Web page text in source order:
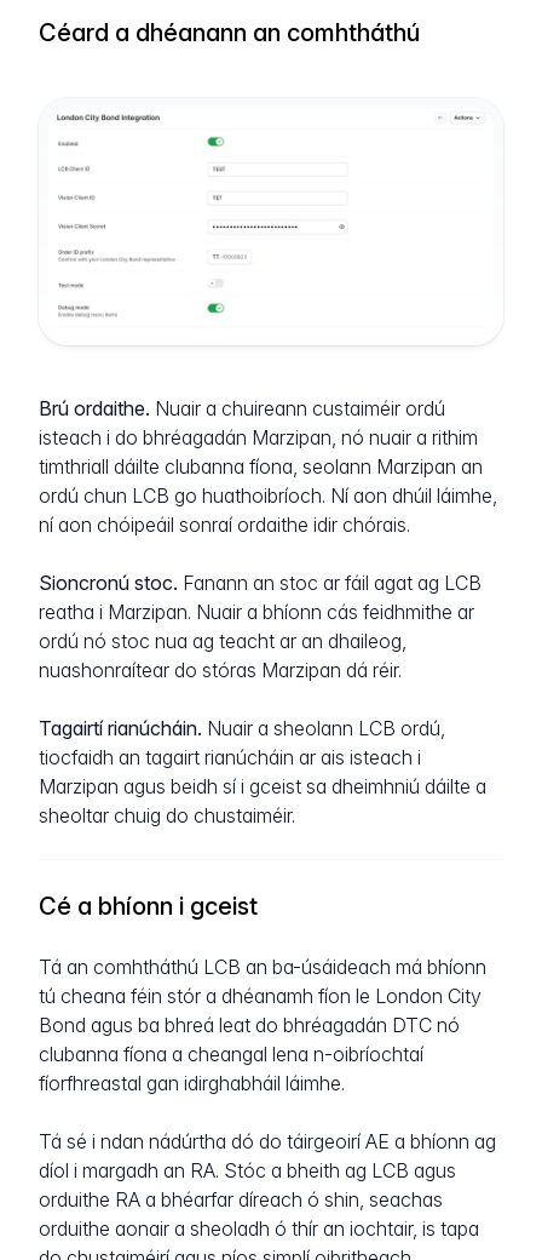
Céard a dhéanann an comhtháthú
Brú ordaithe. Nuair a chuireann custaiméir ordú
isteach i do bhréagadán Marzipan, nó nuair a rithim
timthriall dáilte clubanna fíona, seolann Marzipan an
ordú chun LCB go huathoibríoch. Ní aon dhúil láimhe,
ní aon chóipeáil sonraí ordaithe idir chórais.
Sioncronú stoc. Fanann an stoc ar fáil agat ag LCB
reatha i Marzipan. Nuair a bhíonn cás feidhmithe ar
ordú nó stoc nua ag teacht ar an dhaileog,
nuashonraítear do stóras Marzipan dá réir.
Tagairtí rianúcháin. Nuair a sheolann LCB ordú,
tiocfaidh an tagairt rianúcháin ar ais isteach i
Marzipan agus beidh sí i gceist sa dheimhniú dáilte a
sheoltar chuig do chustaiméir.
Cé a bhíonn i gceist
Tá an comhtháthú LCB an ba-úsáideach má bhíonn
tú cheana féin stór a dhéanamh fíon le London City
Bond agus ba bhreá leat do bhréagadán DTC nó
clubanna fíona a cheangal lena n-oibríochtaí
fíorfhreastal gan idirghabháil láimhe.
Tá sé i ndan nádúrtha dó do táirgeoirí AE a bhíonn ag
díol i margadh an RA. Stóc a bheith ag LCB agus
orduithe RA a bhéarfar díreach ó shin, seachas
orduithe aonair a sheoladh ó thír an iochtair, is tapa